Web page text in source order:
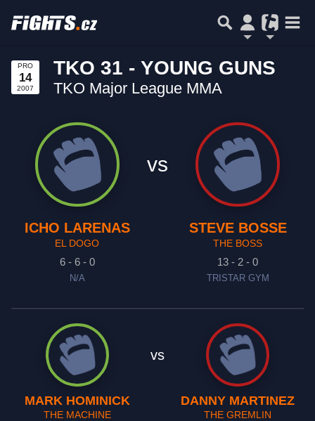
PRO
14
2007
TKO 31 - YOUNG GUNS
TKO Major League MMA
ICHO LARENAS
EL DOGO
6 - 6 - 0
N/A
vs
STEVE BOSSE
THE BOSS
13 - 2 - 0
TRISTAR GYM
MARK HOMINICK
THE MACHINE
vs
DANNY MARTINEZ
THE GREMLIN